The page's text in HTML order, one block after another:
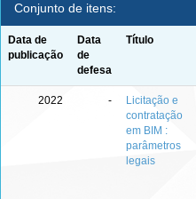
Conjunto de itens:
Data de
publicação
Data
de
defesa
Título
2022 -
Licitação e
contratação
em BIM :
parâmetros
legais